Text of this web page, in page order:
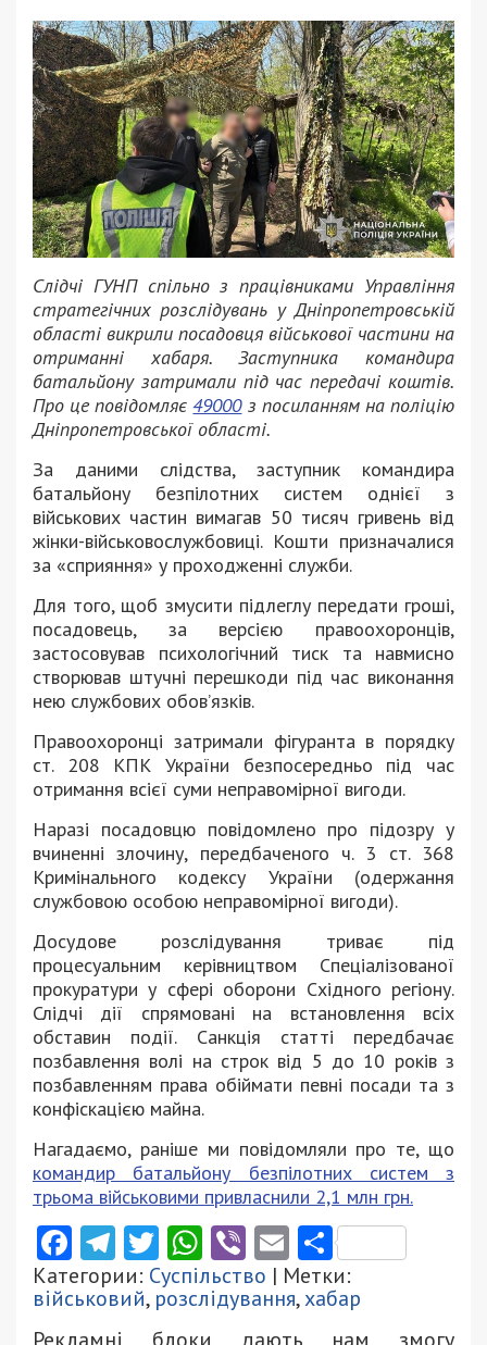
Слідчі ГУНП спільно з працівниками Управління
стратегічних розслідувань у Дніпропетровській
області викрили посадовця військової частини на
отриманні хабаря. Заступника командира
батальйону затримали під час передачі коштів.
Про це повідомляє49000з посиланням на поліцію
Дніпропетровської області.
За даними слідства, заступник командира
батальйону безпілотних систем однієї з
військових частин вимагав 50 тисяч гривень від
жінки-військовослужбовиці. Кошти призначалися
за «сприяння» у проходженні служби.
Для того, щоб змусити підлеглу передати гроші,
посадовець, за версією правоохоронців,
застосовував психологічний тиск та навмисно
створював штучні перешкоди під час виконання
нею службових обов’язків.
Правоохоронці затримали фігуранта в порядку
ст. 208 КПК України безпосередньо під час
отримання всієї суми неправомірної вигоди.
Наразі посадовцю повідомлено про підозру у
вчиненні злочину, передбаченого ч. 3 ст. 368
Кримінального кодексу України (одержання
службовою особою неправомірної вигоди).
Досудове розслідування триває під
процесуальним керівництвом Спеціалізованої
прокуратури у сфері оборони Східного регіону.
Слідчі дії спрямовані на встановлення всіх
обставин події. Санкція статті передбачає
позбавлення волі на строк від 5 до 10 років з
позбавленням права обіймати певні посади та з
конфіскацією майна.
Нагадаємо, раніше ми повідомляли про те, що
командир батальйону безпілотних систем з
трьома військовими привласнили 2,1 млн грн.
Facebook
Telegram
Twitter
WhatsApp
ViberEmail
Категории: Суспільство | Метки:
військовий, розслідування,хабар